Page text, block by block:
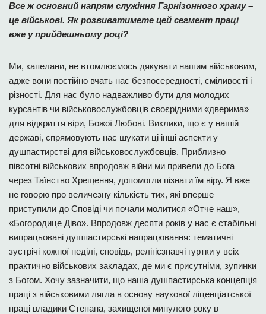
Все ж основний напрям служіння Гарнізонного храму –
це військові. Як розвиватимете цей сегмент праці
вже у прийдешньому році?
Ми, капелани, не втомлюємось дякувати нашим військовим,
адже вони постійно вчать нас безпосередності, сміливості і
різності. Для нас було надважливо бути для молодих
курсантів чи військовослужбовців своєрідними «дверима»
для відкриття віри, Божої Любові. Виклики, що є у нашій
державі, спрямовують нас шукати ці інші аспекти у
душпастирстві для військовослужбовців. Приблизно
півсотні військових впродовж війни ми привели до Бога
через Таїнство Хрещення, допомогли пізнати їм віру. Я вже
не говорю про величезну кількість тих, які вперше
приступили до Сповіді чи почали молитися «Отче наш»,
«Богородице Діво». Впродовж десяти років у нас є стабільні
випрацьовані душпастирські напрацювання: тематичні
зустрічі кожної неділі, сповідь, релігієзнавчі гуртки у всіх
практично військових закладах, де ми є присутніми, зупинки
з Богом. Хочу зазначити, що наша душпастирська концепція
праці з військовими лягла в основу наукової ліценціатської
праці владики Степана, захищеної минулого року в